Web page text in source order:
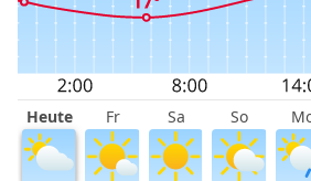
Heute Fr Sa So